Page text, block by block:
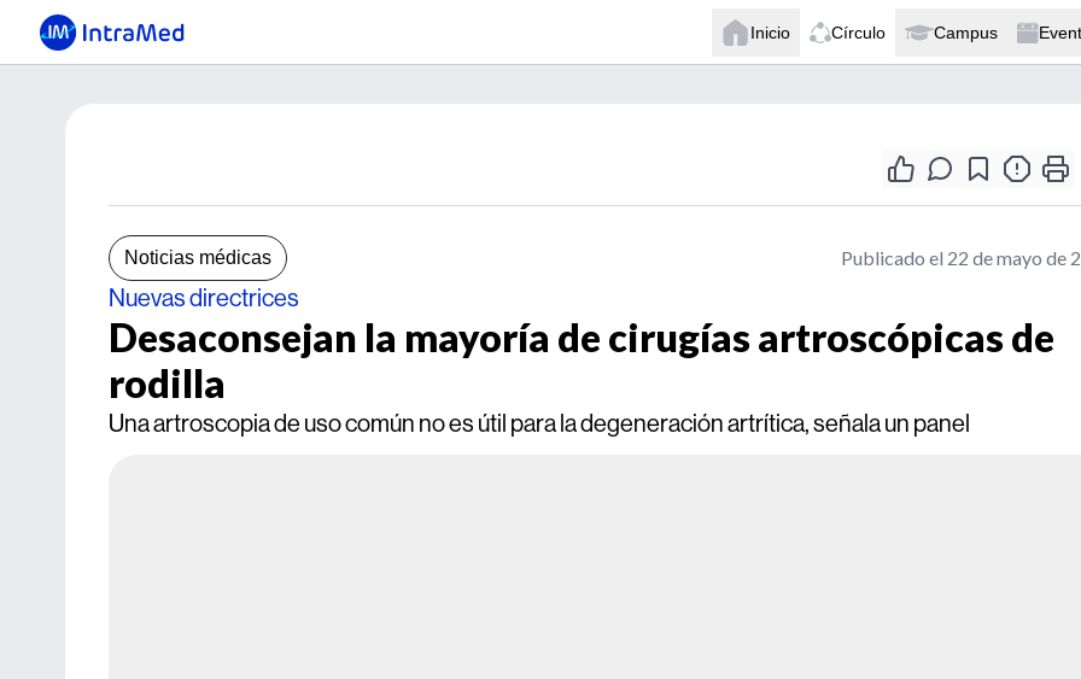
Inicio Círculo Campus
Noticias médicas Publicado el 22 de mayo de
Nuevas directrices
Desaconsejan la mayoría de cirugías artroscópicas de
rodilla
Una artroscopia de uso común no es útil para la degeneración artrítica, señala un panel